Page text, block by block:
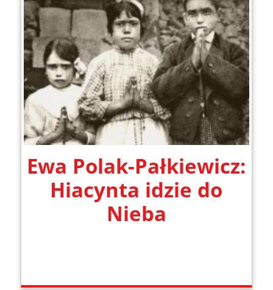
Ewa Polak-Pałkiewicz:
Hiacynta idzie do
Nieba